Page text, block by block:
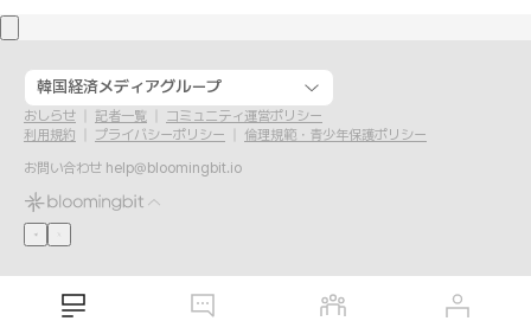
韓国経済メディアグループ
おしらせ 記者一覧
コミュニティ運営ポリシー
利用規約
プライバシーポリシー
倫理規範・青少年保護ポリシー
お問い合わせ help@bloomingbit.io